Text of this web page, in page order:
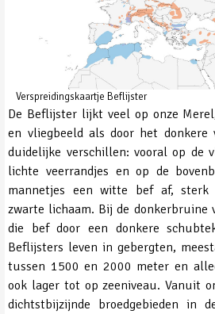
Verspreidingskaartje Beflijster
De Beflijster lijkt veel op onze
en vliegbeeld als door het donkere
duidelijke verschillen: vooral op de
lichte veerrandjes en op de
mannetjes een witte bef af, sterk
zwarte lichaam. Bij de donkerbruine
die bef door een donkere
Beflijsters leven in gebergten,
tussen 1500 en 2000 meter en
ook lager tot op zeeniveau. Vanuit
dichtstbijzijnde broedgebieden in